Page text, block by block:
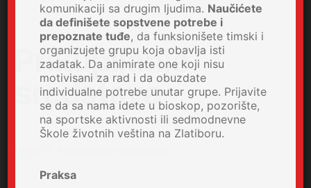
Prikupljanje
sredstava
komunikaciji sa drugim ljudima. Naučićete
da definišete sopstvene potrebe i
prepoznate tuđe, da funksionišete timski i
organizujete grupu koja obavlja isti
zadatak. Da animirate one koji nisu
motivisani za rad i da obuzdate
individualne potrebe unutar grupe. Prijavite
se da sa nama idete u bioskop, pozorište,
na sportske aktivnosti ili sedmodnevne
Škole životnih veština na Zlatiboru.
Praksa